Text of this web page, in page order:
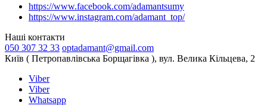
https://www.facebook.com/adamantsumy
https://www.instagram.com/adamant_top/
Наші контакти
050 307 32 33 optadamant@gmail.com
Київ ( Петропавлівська Борщагівка ), вул. Велика Кільцева, 2
Viber
Viber
Whatsapp